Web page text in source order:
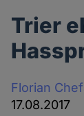
Trier
Florian
17.08.2017